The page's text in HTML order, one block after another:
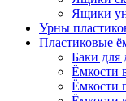
Ящики
Урны
Пластиковые
Баки для
Ёмкости
Ёмкости